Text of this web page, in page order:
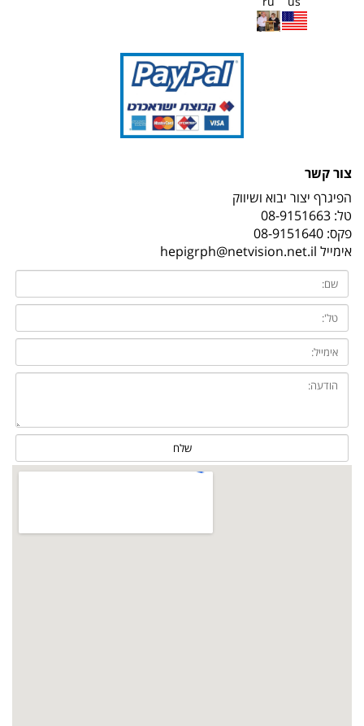
צור קשר
הפיגרף יצור יבוא ושיווק
טל: 08-9151663
פקס: 08-9151640
אימייל hepigrph@netvision.net.il